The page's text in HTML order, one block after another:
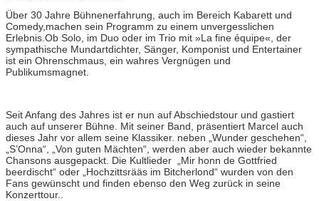
Über 30 Jahre Bühnenerfahrung, auch im Bereich Kabarett und
Comedy,machen sein Programm zu einem unvergesslichen
Erlebnis.Ob Solo, im Duo oder im Trio mit »La fine équipe«, der
sympathische Mundartdichter, Sänger, Komponist und Entertainer
ist ein Ohrenschmaus, ein wahres Vergnügen und
Publikumsmagnet.
Seit Anfang des Jahres ist er nun auf Abschiedstour und gastiert
auch auf unserer Bühne. Mit seiner Band, präsentiert Marcel auch
dieses Jahr vor allem seine Klassiker. neben „Wunder geschehen“,
„S’Onna“, „Von guten Mächten“, werden aber auch wieder bekannte
Chansons ausgepackt. Die Kultlieder „Mir honn de Gottfried
beerdischt“ oder „Hochzittsrääs im Bitcherlond“ wurden von den
Fans gewünscht und finden ebenso den Weg zurück in seine
Konzerttour..